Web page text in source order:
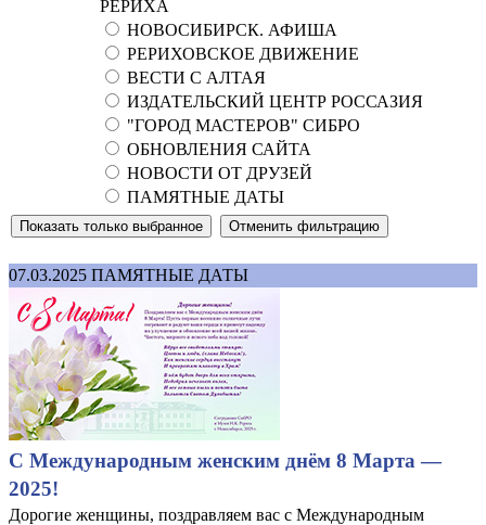
РЕРИХА
НОВОСИБИРСК. АФИША
РЕРИХОВСКОЕ ДВИЖЕНИЕ
ВЕСТИ С АЛТАЯ
ИЗДАТЕЛЬСКИЙ ЦЕНТР РОССАЗИЯ
"ГОРОД МАСТЕРОВ" СИБРО
ОБНОВЛЕНИЯ САЙТА
НОВОСТИ ОТ ДРУЗЕЙ
ПАМЯТНЫЕ ДАТЫ
07.03.2025 ПАМЯТНЫЕ ДАТЫ
С Международным женским днём 8 Марта —
2025!
Дорогие женщины, поздравляем вас с Международным